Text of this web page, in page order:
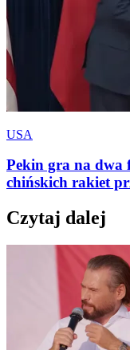
USA
Pekin gra na dwa
chińskich rakiet
Czytaj dalej